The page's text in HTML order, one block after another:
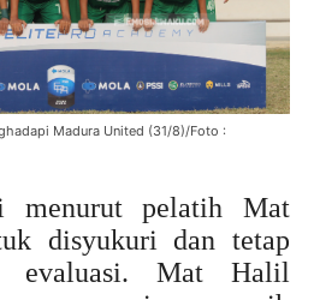
Madura United (31/8)/Foto :
menurut pelatih Mat
disyukuri dan tetap
evaluasi. Mat Halil